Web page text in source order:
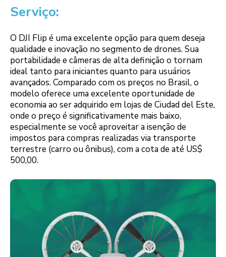
Serviço:
O DJI Flip é uma excelente opção para quem deseja
qualidade e inovação no segmento de drones. Sua
portabilidade e câmeras de alta definição o tornam
ideal tanto para iniciantes quanto para usuários
avançados. Comparado com os preços no Brasil, o
modelo oferece uma excelente oportunidade de
economia ao ser adquirido em lojas de Ciudad del Este,
onde o preço é significativamente mais baixo,
especialmente se você aproveitar a isenção de
impostos para compras realizadas via transporte
terrestre (carro ou ônibus), com a cota de até US$
500,00.